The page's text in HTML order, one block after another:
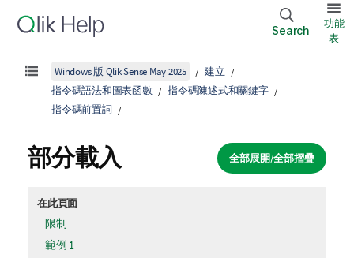
Search
功能
表
Windows 版 Qlik Sense May 2025
建立
指令碼語法和圖表函數
指令碼陳述式和關鍵字
指令碼前置詞
全部展開/全部摺疊
部分載入
在此頁面
限制
範例 1